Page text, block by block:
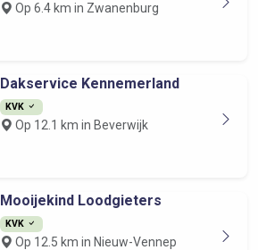
Op 6.4 km in Zwanenburg
Dakservice Kennemerland
KVK
Op 12.1 km in Beverwijk
Mooijekind Loodgieters
KVK
Op 12.5 km in Nieuw-Vennep